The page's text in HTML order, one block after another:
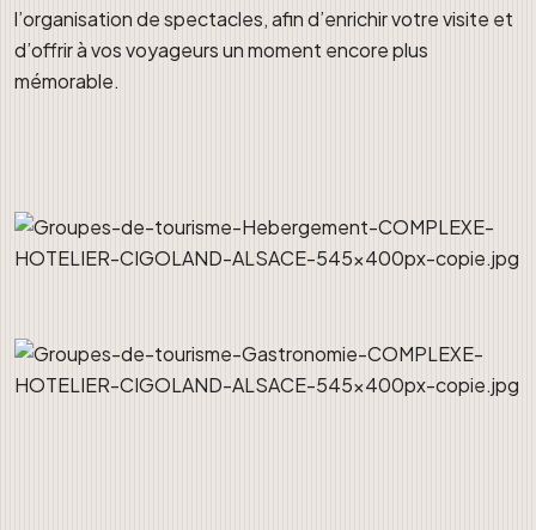
l’organisation de spectacles, afin d’enrichir votre visite et
d’offrir à vos voyageurs un moment encore plus
mémorable.